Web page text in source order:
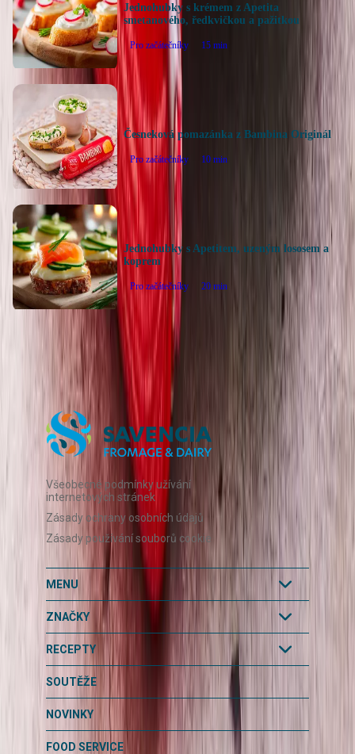
Jednohubky s krémem z Apetita
smetanového, ředkvičkou a pažitkou
Pro začátečníky 15 min
Česneková pomazánka z Bambina Originál
Pro začátečníky 10 min
Jednohubky s Apetitem, uzeným lososem a
koprem
Pro začátečníky 20 min
Zpět na všechny recepty
Všeobecné podmínky užívání
internetových stránek
Zásady ochrany osobních údajů
Zásady používání souborů cookie
MENU
ZNAČKY
RECEPTY
SOUTĚŽE
NOVINKY
FOOD SERVICE